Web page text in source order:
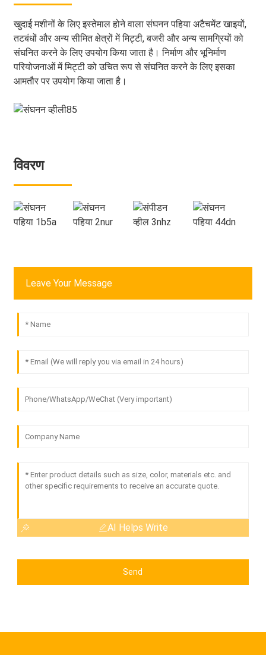
खुदाई मशीनों के लिए इस्तेमाल होने वाला संघनन पहिया अटैचमेंट खाइयों,
तटबंधों और अन्य सीमित क्षेत्रों में मिट्टी, बजरी और अन्य सामग्रियों को
संघनित करने के लिए उपयोग किया जाता है। निर्माण और भूनिर्माण
परियोजनाओं में मिट्टी को उचित रूप से संघनित करने के लिए इसका
आमतौर पर उपयोग किया जाता है।
विवरण
Leave Your Message
AI Helps Write
Send